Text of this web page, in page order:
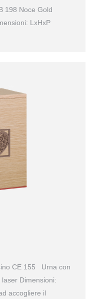
198 Noce Gold
LxHxP
CE 155 Urna con
Dimensioni:
accogliere il